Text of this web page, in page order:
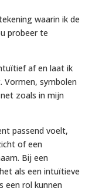
waarin ik de
probeer te
af en laat ik
Vormen, symbolen
zoals in mijn
passend voelt,
of een
Bij een
als een intuïtieve
een rol kunnen